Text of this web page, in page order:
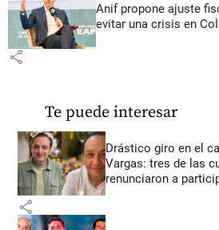
Anif propone ajuste
evitar una crisis en
share
Te puede interesar
Drástico giro en el
Vargas: tres de las
renunciaron a
share